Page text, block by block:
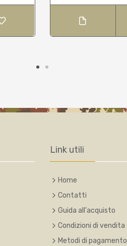
Link utili
Home
Contatti
Guida all'acquisto
Condizioni di vendita
Metodi di pagamento